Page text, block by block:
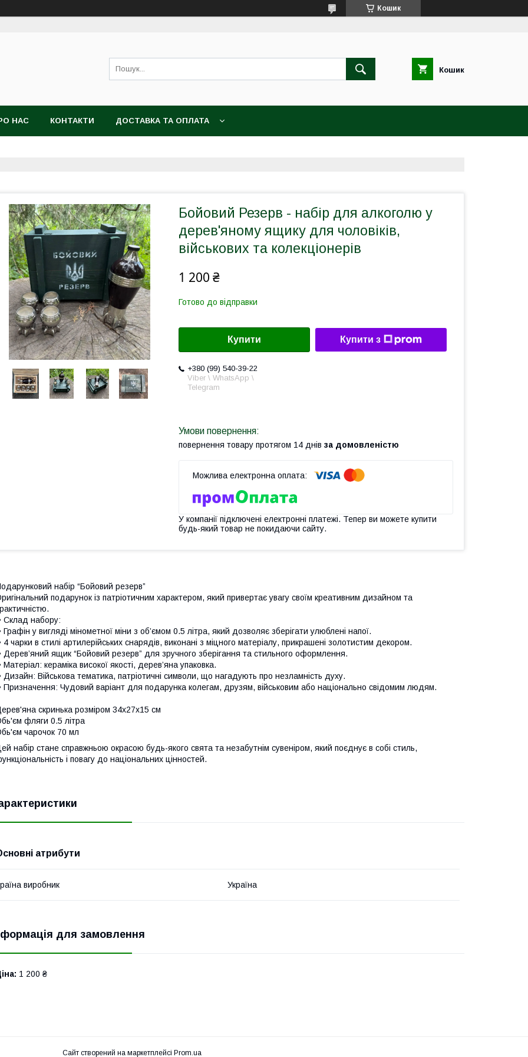
Кошик
Кошик
НАС КОНТАКТИ ДОСТАВКА ТА ОПЛАТА
Бойовий Резерв - набір для алкоголю у
дерев'яному ящику для чоловіків,
військових та колекціонерів
1 200 ₴
Готово до відправки
Купити Купити з
+380 (99) 540-39-22
Viber \ WhatsApp \
Telegram
повернення товару протягом 14 днів за домовленістю
У компанії підключені електронні платежі. Тепер ви можете купити
будь-який товар не покидаючи сайту.
набір “Бойовий резерв”
подарунок із патріотичним характером, який привертає увагу своїм креативним дизайном та
Склад набору:
Графін у вигляді мінометної міни з об’ємом 0.5 літра, який дозволяє зберігати улюблені напої.
4 чарки в стилі артилерійських снарядів, виконані з міцного матеріалу, прикрашені золотистим декором.
Дерев’яний ящик “Бойовий резерв” для зручного зберігання та стильного оформлення.
Матеріал: кераміка високої якості, дерев’яна упаковка.
Дизайн: Військова тематика, патріотичні символи, що нагадують про незламність духу.
Призначення: Чудовий варіант для подарунка колегам, друзям, військовим або національно свідомим людям.
скринька розміром 34х27х15 см
фляги 0.5 літра
чарочок 70 мл
набір стане справжньою окрасою будь-якого свята та незабутнім сувеніром, який поєднує в собі стиль,
і повагу до національних цінностей.
атрибути
виробник Україна
для замовлення
1 200 ₴
Сайт створений на маркетплейсі Prom.ua